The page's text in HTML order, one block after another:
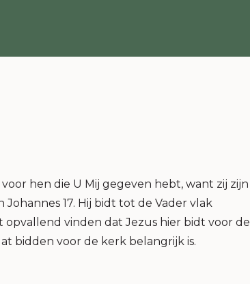
hen die U Mij gegeven hebt, want zij zijn
Johannes 17. Hij bidt tot de Vader vlak
vinden dat Jezus hier bidt voor de
bidden voor de kerk belangrijk is.